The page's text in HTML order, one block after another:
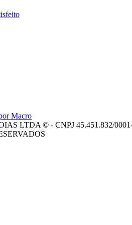
Macro
LTDA © - CNPJ 45.451.832/